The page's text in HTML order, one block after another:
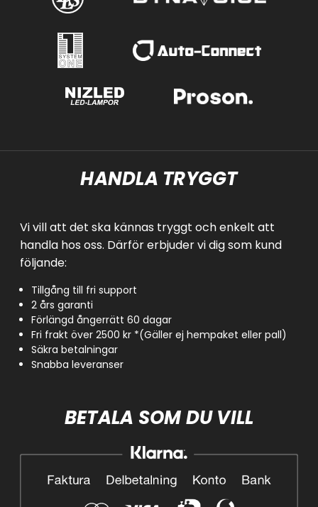
HANDLA TRYGGT
Vi vill att det ska kännas tryggt och enkelt att
handla hos oss. Därför erbjuder vi dig som kund
följande:
Tillgång till fri support
2 års garanti
Förlängd ångerrätt 60 dagar
Fri frakt över 2500 kr *(Gäller ej hempaket eller pall)
Säkra betalningar
Snabba leveranser
BETALA SOM DU VILL